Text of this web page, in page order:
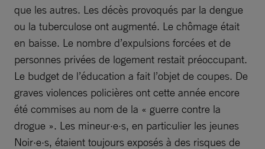
que les autres. Les décès provoqués par la dengue
ou la tuberculose ont augmenté. Le chômage était
en baisse. Le nombre d’expulsions forcées et de
personnes privées de logement restait préoccupant.
Le budget de l’éducation a fait l’objet de coupes. De
graves violences policières ont cette année encore
été commises au nom de la « guerre contre la
drogue ». Les mineur·e·s, en particulier les jeunes
Noir·e·s, étaient toujours exposés à des risques de